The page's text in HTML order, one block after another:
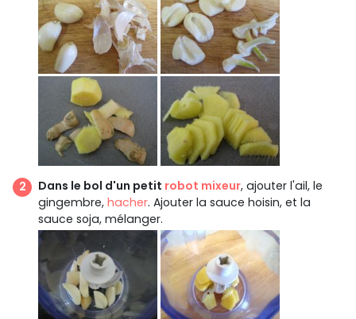
Dans le bol d'un petit robot mixeur, ajouter l'ail, le
gingembre, hacher. Ajouter la sauce hoisin, et la
sauce soja, mélanger.